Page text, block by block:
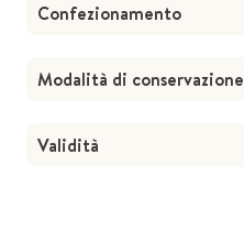
Confezionamento
Modalità di conservazione
Validità